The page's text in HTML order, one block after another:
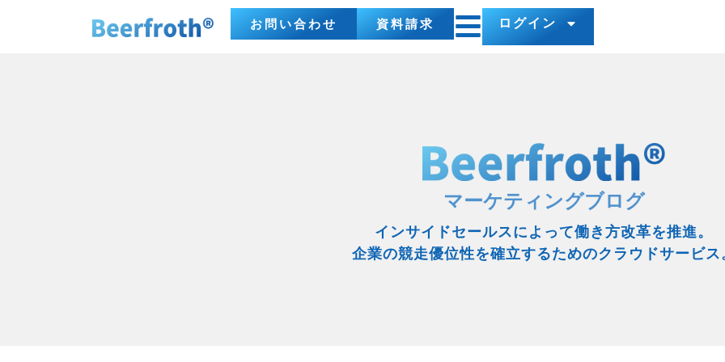
お問い合わせ 資料請求 ログイン
マーケティングブログ
インサイドセールスによって働き方改革を推進。
企業の競走優位性を確立するためのクラウドサービス